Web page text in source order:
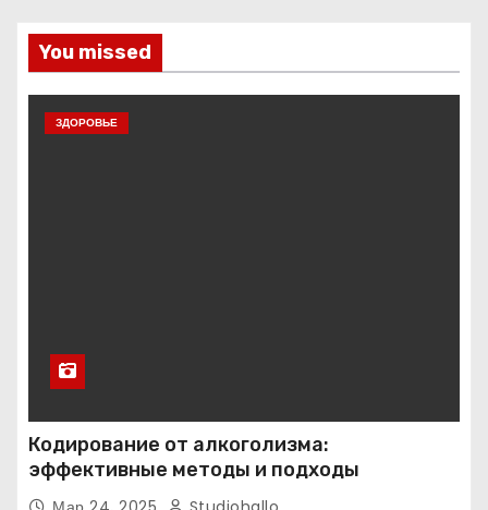
You missed
ЗДОРОВЬЕ
Кодирование от алкоголизма:
эффективные методы и подходы